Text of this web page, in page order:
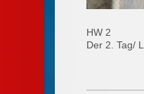
HW 2
Der 2. Tag/